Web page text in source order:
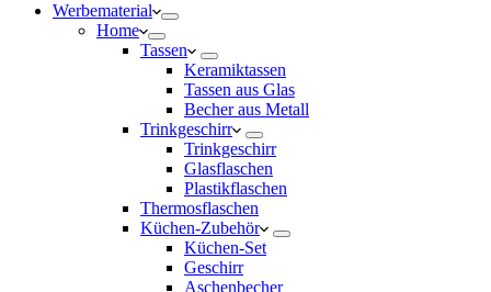
Werbematerial
Home
Tassen
Keramiktassen
Tassen aus Glas
Becher aus Metall
Trinkgeschirr
Trinkgeschirr
Glasflaschen
Plastikflaschen
Thermosflaschen
Küchen-Zubehör
Küchen-Set
Geschirr
Aschenbecher